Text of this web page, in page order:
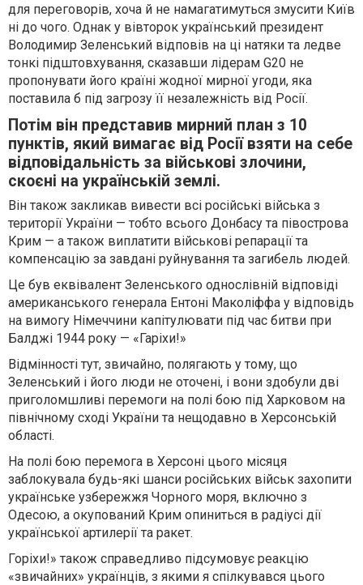
для переговорів, хоча й не намагатимуться змусити Київ
ні до чого. Однак у вівторок український президент
Володимир Зеленський відповів на ці натяки та ледве
тонкі підштовхування, сказавши лідерам G20 не
пропонувати його країні жодної мирної угоди, яка
поставила б під загрозу її незалежність від Росії.
Потім він представив мирний план з 10
пунктів, який вимагає від Росії взяти на себе
відповідальність за військові злочини,
скоєні на українській землі.
Він також закликав вивести всі російські війська з
території України — тобто всього Донбасу та півострова
Крим — а також виплатити військові репарації та
компенсацію за завдані руйнування та загибель людей.
Це був еквівалент Зеленського однослівній відповіді
американського генерала Ентоні Маколіффа у відповідь
на вимогу Німеччини капітулювати під час битви при
Балджі 1944 року — «Гаріхи!»
Відмінності тут, звичайно, полягають у тому, що
Зеленський і його люди не оточені, і вони здобули дві
приголомшливі перемоги на полі бою під Харковом на
північному сході України та нещодавно в Херсонській
області.
На полі бою перемога в Херсоні цього місяця
заблокувала будь-які шанси російських військ захопити
українське узбережжя Чорного моря, включно з
Одесою, а окупований Крим опиниться в радіусі дії
української артилерії та ракет.
Горіхи!» також справедливо підсумовує реакцію
«звичайних» українців, з якими я спілкувався цього